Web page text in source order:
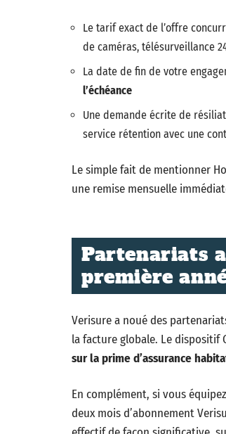
Le tarif exact de l’offre
de caméras, télésurveillance
La date de fin de votre
l’échéance
Une demande écrite de
service rétention avec une
Le simple fait de mentionner
une remise mensuelle
Partenariats
première
Verisure a noué des
la facture globale. Le dispositif
sur la prime d’assurance
En complément, si vous
deux mois d’abonnement